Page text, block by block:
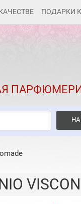
ПОДАРКИ
О